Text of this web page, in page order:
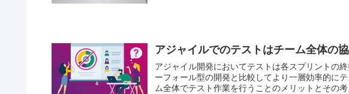
アジャイルでのテストはチーム全体の
アジャイル開発においてテストは各スプリントの
ーフォール型の開発と比較してより一層効率的に
ム全体でテスト作業を行うことのメリットとその